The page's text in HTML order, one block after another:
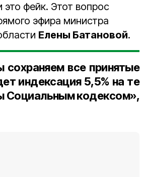
фейк. Этот вопрос
эфира министра
Елены Батановой.
все принятые
индексация 5,5% на те
Социальным кодексом»,